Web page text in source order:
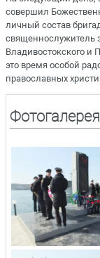
совершил
личный состав
священнослужитель
Владивостокского и
это время особой
православных
Фотогалерея